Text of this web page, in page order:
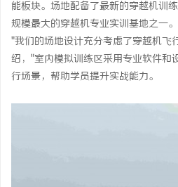
能板块。场地配备了最新的穿越机训
规模最大的穿越机专业实训基地之一。
"我们的场地设计充分考虑了穿越机飞
绍，"室内模拟训练区采用专业软件和
行场景，帮助学员提升实战能力。